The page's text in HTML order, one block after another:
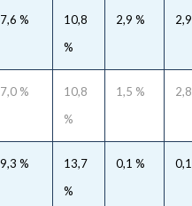
7,6 %
10,8
%
2,9 %
7,0 %
10,8
%
1,5 %
9,3 %
13,7
%
0,1 %